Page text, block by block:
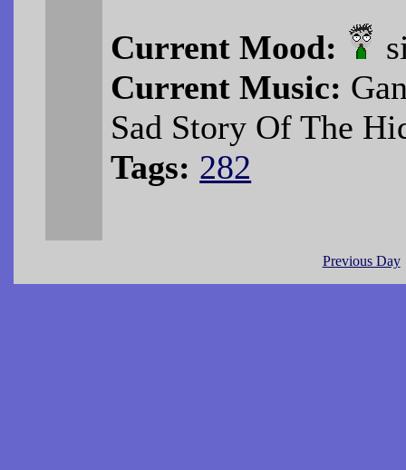
Current Mood:
Current Music:
Sad Story Of The
Tags: 282
Previous Day